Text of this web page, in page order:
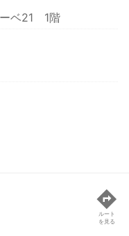
ベ21 1階
ルート
を見る